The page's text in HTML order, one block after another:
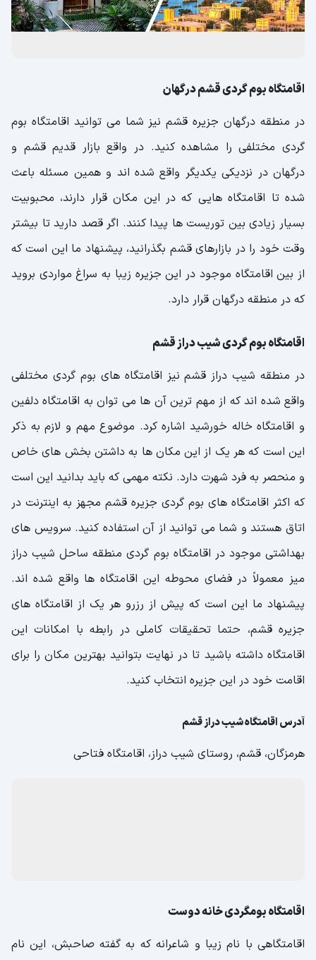
اقامتگاه بوم گردی قشم درگهان
در منطقه درگهان جزیره قشم نیز شما می توانید اقامتگاه بوم
گردی مختلفی را مشاهده کنید. در واقع بازار قدیم قشم و
درگهان در نزدیکی یکدیگر واقع شده اند و همین مسئله باعث
شده تا اقامتگاه هایی که در این مکان قرار دارند، محبوبیت
بسیار زیادی بین توریست ها پیدا کنند. اگر قصد دارید تا بیشتر
وقت خود را در بازارهای قشم بگذرانید، پیشنهاد ما این است که
از بین اقامتگاه موجود در این جزیره زیبا به سراغ مواردی بروید
که در منطقه درگهان قرار دارد.
اقامتگاه بوم گردی شیب دراز قشم
در منطقه شیب دراز قشم نیز اقامتگاه های بوم گردی مختلفی
واقع شده اند که از مهم ترین آن ها می توان به اقامتگاه دلفین
و اقامتگاه خاله خورشید اشاره کرد. موضوع مهم و لازم به ذکر
این است که هر یک از این مکان ها به داشتن بخش های خاص
و منحصر به فرد شهرت دارد. نکته مهمی که باید بدانید این است
که اکثر اقامتگاه های بوم گردی جزیره قشم مجهز به اینترنت در
اتاق هستند و شما می توانید از آن استفاده کنید. سرویس های
بهداشتی موجود در اقامتگاه بوم گردی منطقه ساحل شیب دراز
میز معمولاً در فضای محوطه این اقامتگاه ها واقع شده اند.
پیشنهاد ما این است که پیش از رزرو هر یک از اقامتگاه های
جزیره قشم، حتما تحقیقات کاملی در رابطه با امکانات این
اقامتگاه داشته باشید تا در نهایت بتوانید بهترین مکان را برای
اقامت خود در این جزیره انتخاب کنید.
آدرس اقامتگاه شیب دراز قشم
هرمزگان، قشم، روستای شیب دراز، اقامتگاه فتاحی
اقامتگاه بومگردی خانه دوست
اقامتگاهی با نام زیبا و شاعرانه که به گفته صاحبش، این نام